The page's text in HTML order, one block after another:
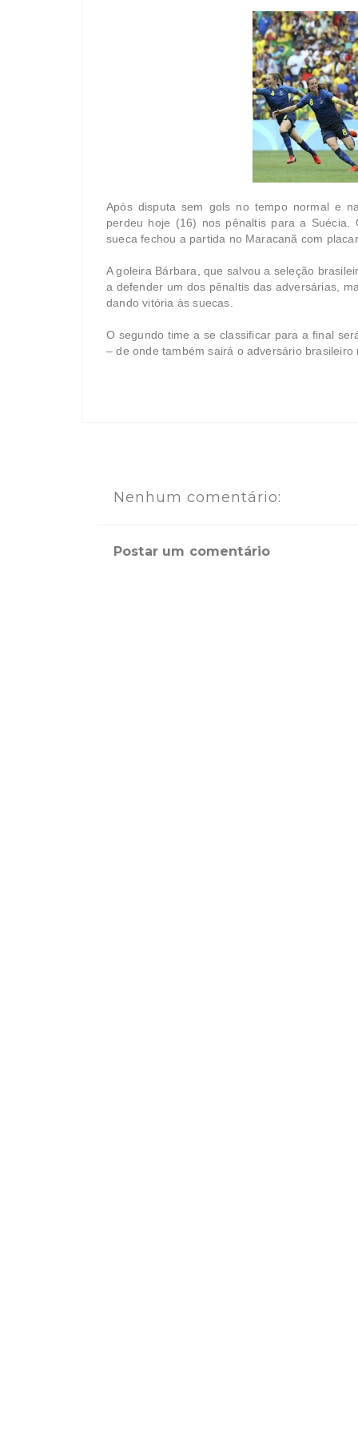
Após disputa sem gols no tempo normal e
perdeu hoje (16) nos pênaltis para a
sueca fechou a partida no Maracanã com
A goleira Bárbara, que salvou a seleção
a defender um dos pênaltis das adversárias,
dando vitória às suecas.
O segundo time a se classificar para a final
– de onde também sairá o adversário
Nenhum comentário:
Postar um comentário